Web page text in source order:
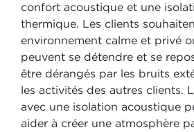
confort acoustique et une
thermique. Les clients
environnement calme et privé
peuvent se détendre et se
être dérangés par les bruits
les activités des autres clients.
avec une isolation acoustique
aider à créer une atmosphère